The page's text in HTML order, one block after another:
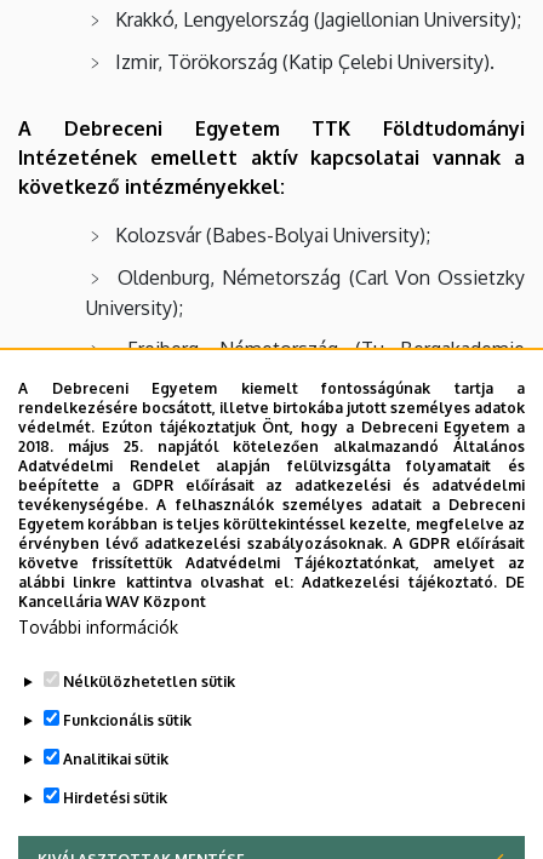
Krakkó, Lengyelország (Jagiellonian University);
Izmir, Törökország (Katip Çelebi University).
A Debreceni Egyetem TTK Földtudományi
Intézetének emellett aktív kapcsolatai vannak a
következő intézményekkel:
Kolozsvár (Babes-Bolyai University);
Oldenburg, Németország (Carl Von Ossietzky
University);
Freiberg, Németország (Tu Bergakademie
Freiberg);
Bergen, Norvégia (University of Bergen);
Aveiro, Portugália (University of Aveiro);
Gent, Belgium (Ghent University);
Torun, Lengyelország (Nicolaus Copernicus
University);
Bécs, Ausztria (Vienna University of
Legutóbbi frissítés: 2023. 06. 08. 11:24
A Debreceni Egyetem kiemelt fontosságúnak tartja a
rendelkezésére bocsátott, illetve birtokába jutott személyes adatok
védelmét. Ezúton tájékoztatjuk Önt, hogy a Debreceni Egyetem a
2018. május 25. napjától kötelezően alkalmazandó Általános
Adatvédelmi Rendelet alapján felülvizsgálta folyamatait és
beépítette a GDPR előírásait az adatkezelési és adatvédelmi
tevékenységébe. A felhasználók személyes adatait a Debreceni
Egyetem korábban is teljes körültekintéssel kezelte, megfelelve az
érvényben lévő adatkezelési szabályozásoknak. A GDPR előírásait
követve frissítettük Adatvédelmi Tájékoztatónkat, amelyet az
alábbi linkre kattintva olvashat el:Adatkezelési tájékoztató. DE
Kancellária WAV Központ
További információk
Nélkülözhetetlen sütik
Funkcionális sütik
Analitikai sütik
Hirdetési sütik